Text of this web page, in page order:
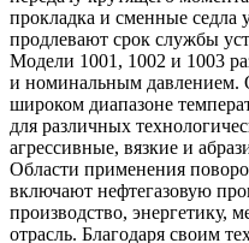
прокладка и сменные
продлевают срок службы
Модели 1001, 1002 и 1003
и номинальным давлением.
широком диапазоне
для различных
агрессивные, вязкие и
Области применения
включают нефтегазовую
производство, энергетику,
отрасль. Благодаря своим